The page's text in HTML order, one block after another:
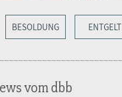
BESOLDUNG ENTGELT
vom dbb